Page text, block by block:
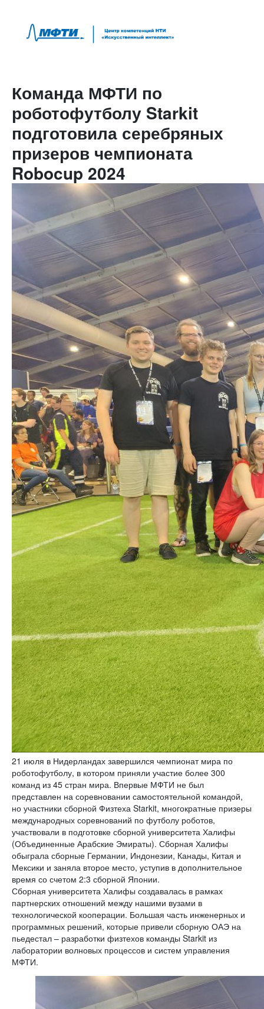
Команда МФТИ по
роботофутболу Starkit
подготовила серебряных
призеров чемпионата
Robocup 2024
21 июля в Нидерландах завершился чемпионат мира по
роботофутболу, в котором приняли участие более 300
команд из 45 стран мира. Впервые МФТИ не был
представлен на соревновании самостоятельной командой,
но участники сборной Физтеха Starkit, многократные призеры
международных соревнований по футболу роботов,
участвовали в подготовке сборной университета Халифы
(Объединенные Арабские Эмираты). Сборная Халифы
обыграла сборные Германии, Индонезии, Канады, Китая и
Мексики и заняла второе место, уступив в дополнительное
время со счетом 2:3 сборной Японии.
Сборная университета Халифы создавалась в рамках
партнерских отношений между нашими вузами в
технологической кооперации. Большая часть инженерных и
программных решений, которые привели сборную ОАЭ на
пьедестал – разработки физтехов команды Starkit из
лаборатории волновых процессов и систем управления
МФТИ.